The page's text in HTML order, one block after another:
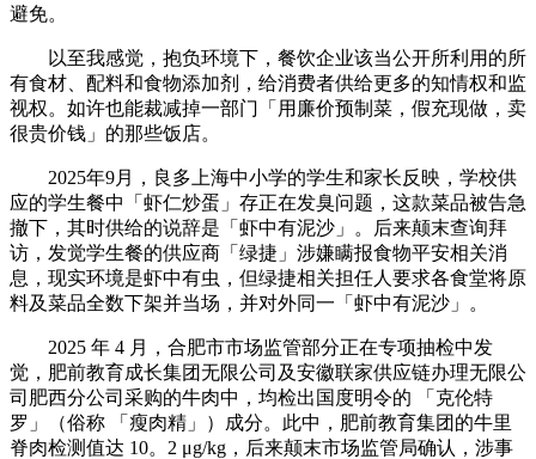
避免。
以至我感觉，抱负环境下，餐饮企业该当公开所利用的所
有食材、配料和食物添加剂，给消费者供给更多的知情权和监
视权。如许也能裁减掉一部门「用廉价预制菜，假充现做，卖
很贵价钱」的那些饭店。
2025年9月，良多上海中小学的学生和家长反映，学校供
应的学生餐中「虾仁炒蛋」存正在发臭问题，这款菜品被告急
撤下，其时供给的说辞是「虾中有泥沙」。后来颠末查询拜
访，发觉学生餐的供应商「绿捷」涉嫌瞒报食物平安相关消
息，现实环境是虾中有虫，但绿捷相关担任人要求各食堂将原
料及菜品全数下架并当场，并对外同一「虾中有泥沙」。
2025 年 4 月，合肥市市场监管部分正在专项抽检中发
觉，肥前教育成长集团无限公司及安徽联家供应链办理无限公
司肥西分公司采购的牛肉中，均检出国度明令的 「克伦特
罗」（俗称 「瘦肉精」）成分。此中，肥前教育集团的牛里
脊肉检测值达 10。2 μg/kg，后来颠末市场监管局确认，涉事